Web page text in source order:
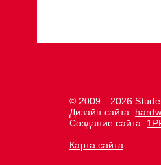
© 2009—2026
Дизайн сайта:
Создание сайта:
Карта сайта